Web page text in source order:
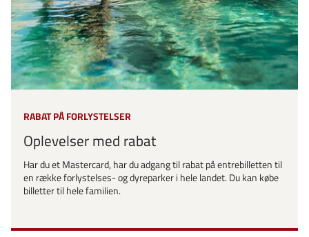
RABAT PÅ FORLYSTELSER
Oplevelser med rabat
Har du et Mastercard, har du adgang til rabat på entrebilletten til
en række forlystelses- og dyreparker i hele landet. Du kan købe
billetter til hele familien.